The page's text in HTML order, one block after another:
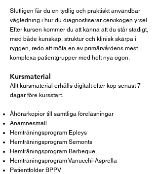
Slutligen får du en tydlig och praktiskt användbar
vägledning i hur du diagnostiserar cervikogen yrsel.
Efter kursen kommer du att känna att du står stadigt,
med både kunskap, struktur och klinisk skärpa i
ryggen, redo att möta en av primärvårdens mest
komplexa patientgrupper med helt nya ögon.
Kursmaterial
Allt kursmaterial erhålls digitalt efter köp senast 7
dagar före kursstart.
Åhörarkopior till samtliga föreläsningar
Anamnesmall
Hemträningsprogram Epleys
Hemträningsprogram Semonts
Hemträningsprogram Barbeque
Hemträningsprogram Vanucchi-Asprella
Patientfolder BPPV